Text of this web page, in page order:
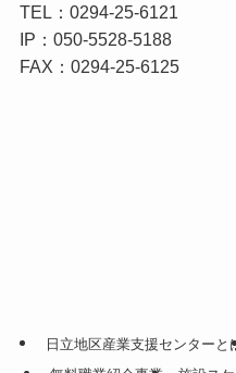
TEL：0294-25-6121
IP：050-5528-5188
FAX：0294-25-6125
日立地区産業支援センターと